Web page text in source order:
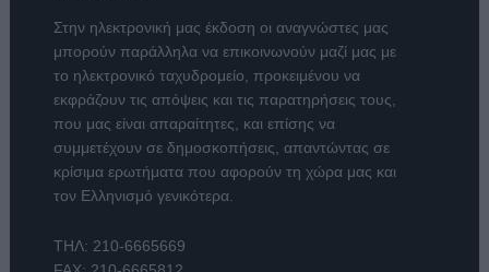
Στην ηλεκτρονική μας έκδοση οι αναγνώστες μας
μπορούν παράλληλα να επικοινωνούν μαζί μας με
το ηλεκτρονικό ταχυδρομείο, προκειμένου να
εκφράζουν τις απόψεις και τις παρατηρήσεις τους,
που μας είναι απαραίτητες, και επίσης να
συμμετέχουν σε δημοσκοπήσεις, απαντώντας σε
κρίσιμα ερωτήματα που αφορούν τη χώρα μας και
τον Ελληνισμό γενικότερα.
ΤΗΛ: 210-6665669